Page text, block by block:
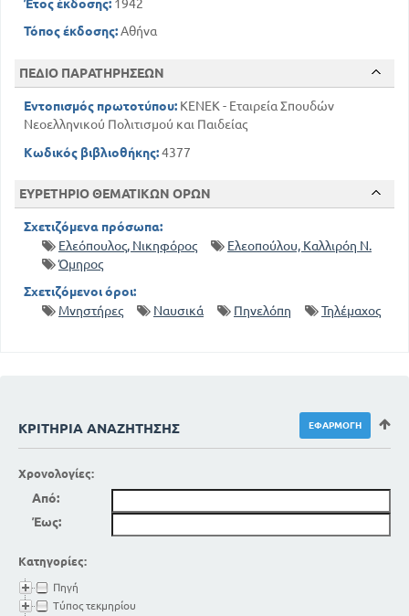
Έτος έκδοσης: 1942
Τόπος έκδοσης:Αθήνα
ΠΕΔΙΟ ΠΑΡΑΤΗΡΗΣΕΩΝ
Εντοπισμός πρωτοτύπου: ΚΕΝΕΚ - Εταιρεία Σπουδών
Νεοελληνικού Πολιτισμού και Παιδείας
Κωδικός βιβλιοθήκης:4377
ΕΥΡΕΤΗΡΙΟ ΘΕΜΑΤΙΚΩΝ ΟΡΩΝ
Σχετιζόμενα πρόσωπα:
Ελεόπουλος, Νικηφόρος
Ελεοπούλου, Καλλιρόη Ν.
Όμηρος
Σχετιζόμενοι όροι:
Μνηστήρες
Ναυσικά Πηνελόπη Τηλέμαχος
ΚΡΙΤΉΡΙΑ ΑΝΑΖΉΤΗΣΗΣ
Χρονολογίες:
Από:
Έως:
Κατηγορίες:
Πηγή
Τύπος τεκμηρίου